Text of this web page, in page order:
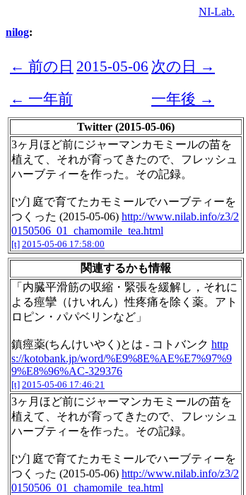
NI-Lab.
nilog:
← 前の日 2015-05-06 次の日 →
← 一年前
一年後 →
Twitter (2015-05-06)
3ヶ月ほど前にジャーマンカモミールの苗を
植えて、それが育ってきたので、フレッシュ
ハーブティーを作った。その記録。
[ヅ] 庭で育てたカモミールでハーブティーを
つくった (2015-05-06) http://www.nilab.info/z3/2
0150506_01_chamomile_tea.html
[t] 2015-05-06 17:58:00
関連するかも情報
「内臓平滑筋の収縮・緊張を緩解し，それに
よる痙攣（けいれん）性疼痛を除く薬。アト
ロピン・パパベリンなど」
鎮痙薬(ちんけいやく)とは - コトバンク http
s://kotobank.jp/word/%E9%8E%AE%E7%97%9
9%E8%96%AC-329376
[t] 2015-05-06 17:46:21
3ヶ月ほど前にジャーマンカモミールの苗を
植えて、それが育ってきたので、フレッシュ
ハーブティーを作った。その記録。
[ヅ] 庭で育てたカモミールでハーブティーを
つくった (2015-05-06) http://www.nilab.info/z3/2
0150506_01_chamomile_tea.html